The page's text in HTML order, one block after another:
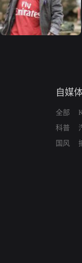
自媒
全部
科普
国风